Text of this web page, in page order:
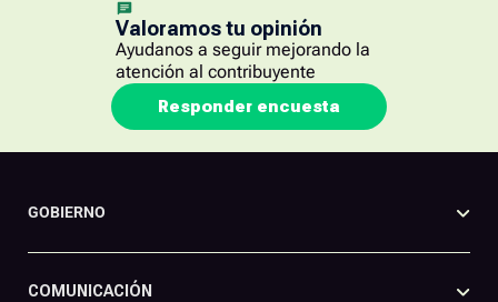
Valoramos tu opinión
Ayudanos a seguir mejorando la
atención al contribuyente
Responder encuesta
GOBIERNO
COMUNICACIÓN